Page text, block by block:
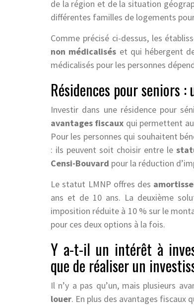
de la région et de la situation
différentes familles de logements
Comme précisé ci-dessus, les
non médicalisés et qui hébergent
médicalisés pour les personnes
Résidences pour seniors
Investir dans une résidence pour
avantages fiscaux qui permettent
Pour les personnes qui souhaitent
: ils peuvent soit choisir entre le
Censi-Bouvard pour la réduction
Le statut LMNP offres des
ans et de 10 ans. La deuxième
imposition réduite à 10 % sur le
pour ces deux options à la fois.
Y a-t-il un intérêt à
que de réaliser un
Il n’y a pas qu’un, mais plusieurs
louer. En plus des avantages fiscaux